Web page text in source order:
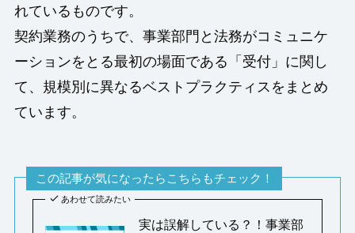
れているものです。
契約業務のうちで、事業部門と法務がコミュニケ
ーションをとる最初の場面である「受付」に関し
て、規模別に異なるベストプラクティスをまとめ
ています。
この記事が気になったらこちらもチェック！
あわせて読みたい
実は誤解している？！事業部